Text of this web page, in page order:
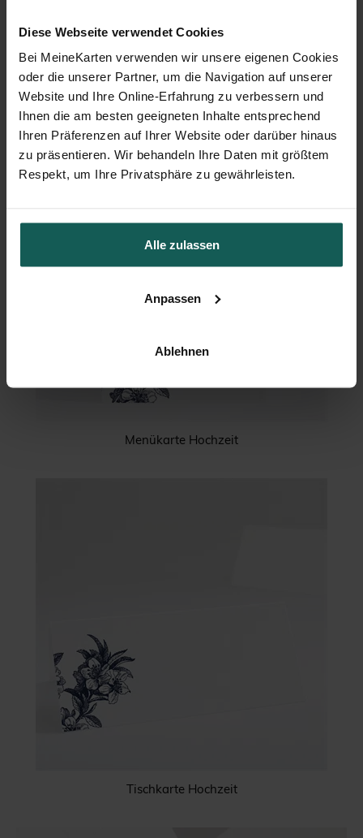
Diese Webseite verwendet Cookies
Bei MeineKarten verwenden wir unsere eigenen Cookies
oder die unserer Partner, um die Navigation auf unserer
Website und Ihre Online-Erfahrung zu verbessern und
Ihnen die am besten geeigneten Inhalte entsprechend
Ihren Präferenzen auf Ihrer Website oder darüber hinaus
zu präsentieren. Wir behandeln Ihre Daten mit größtem
Respekt, um Ihre Privatsphäre zu gewährleisten.
Alle zulassen
Anpassen
Ablehnen
Geschenkbox Hochzeit
Menükarte Hochzeit
Tischkarte Hochzeit